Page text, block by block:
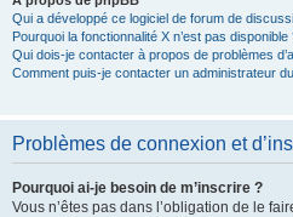
Qui a développé ce logiciel de forum de
Pourquoi la fonctionnalité X n’est pas disponible
Qui dois-je contacter à propos de problèmes
Comment puis-je contacter un administrateur
Problèmes de connexion et
Pourquoi ai-je besoin de m’inscrire ?
Vous n’êtes pas dans l’obligation de le